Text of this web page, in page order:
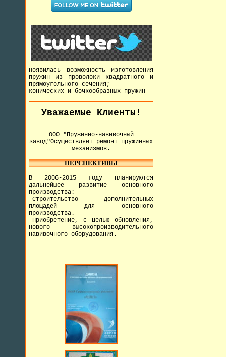
Появилась возможность изготовления
пружин из проволоки квадратного и
прямоугольного сечения;
конических и бочкообразных пружин
Уважаемые Клиенты!
ООО "Пружинно-навивочный
завод"Осуществляет ремонт пружинных
механизмов.
ПЕРСПЕКТИВЫ
В 2006-2015 году планируются
дальнейшее развитие основного
производства:
-Строительство дополнительных
площадей для основного
производства.
-Приобретение, с целью обновления,
нового высокопроизводительного
навивочного оборудования.